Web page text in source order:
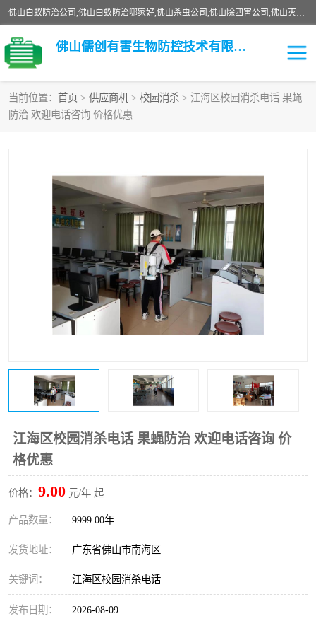
佛山白蚁防治公司,佛山白蚁防治哪家好,佛山杀虫公司,佛山除四害公司,佛山灭白蚁公司,佛山白蚁防治佛山儒创有害生物防治有限公司是一家佛山杀虫公司、佛山除四害公司、佛山灭白蚁公司、佛山白蚁防治公司，让您远离虫害困扰。要问佛山白蚁防治哪家好？佛山儒创有害生物防治有限公司全佛山、广州，正规公司，上门勘查，可靠，售后有保障。
佛山儒创有害生物防控技术有限公司
当前位置： 首页 > 供应商机 > 校园消杀 > 江海区校园消杀电话 果蝇
防治 欢迎电话咨询 价格优惠
江海区校园消杀电话 果蝇防治 欢迎电话咨询 价
格优惠
价格： 9.00 元/年 起
产品数量： 9999.00年
发货地址： 广东省佛山市南海区
关键词： 江海区校园消杀电话
发布日期： 2026-08-09
白蚁消杀
食堂消杀
校园消杀 园区消杀
害虫防治